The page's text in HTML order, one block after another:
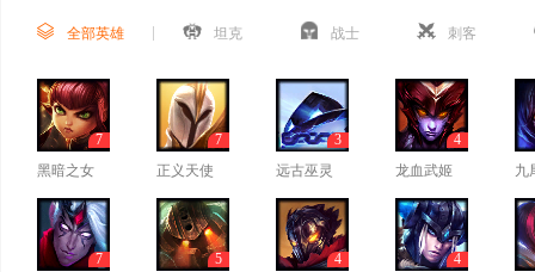
全部英雄 坦克 战士 刺客
黑暗之女
7
正义天使
7
远古巫灵
3
龙血武姬
4
九
7
5
4
4